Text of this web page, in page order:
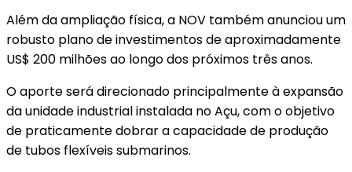
Além da ampliação física, a NOV também anunciou um
robusto plano de investimentos de aproximadamente
US$ 200 milhões ao longo dos próximos três anos.
O aporte será direcionado principalmente à expansão
da unidade industrial instalada no Açu, com o objetivo
de praticamente dobrar a capacidade de produção
de tubos flexíveis submarinos.